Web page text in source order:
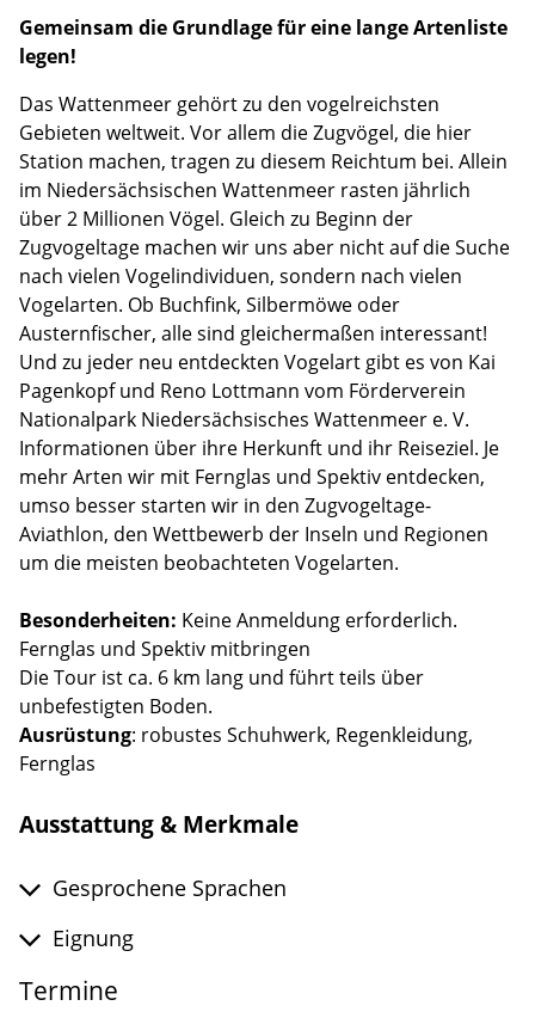
Gemeinsam die Grundlage für eine lange Artenliste
legen!
Das Wattenmeer gehört zu den vogelreichsten
Gebieten weltweit. Vor allem die Zugvögel, die hier
Station machen, tragen zu diesem Reichtum bei. Allein
im Niedersächsischen Wattenmeer rasten jährlich
über 2 Millionen Vögel. Gleich zu Beginn der
Zugvogeltage machen wir uns aber nicht auf die Suche
nach vielen Vogelindividuen, sondern nach vielen
Vogelarten. Ob Buchfink, Silbermöwe oder
Austernfischer, alle sind gleichermaßen interessant!
Und zu jeder neu entdeckten Vogelart gibt es von Kai
Pagenkopf und Reno Lottmann vom Förderverein
Nationalpark Niedersächsisches Wattenmeer e. V.
Informationen über ihre Herkunft und ihr Reiseziel. Je
mehr Arten wir mit Fernglas und Spektiv entdecken,
umso besser starten wir in den Zugvogeltage-
Aviathlon, den Wettbewerb der Inseln und Regionen
um die meisten beobachteten Vogelarten.
Besonderheiten: Keine Anmeldung erforderlich.
Fernglas und Spektiv mitbringen
Die Tour ist ca. 6 km lang und führt teils über
unbefestigten Boden.
Ausrüstung: robustes Schuhwerk, Regenkleidung,
Fernglas
Ausstattung & Merkmale
Gesprochene Sprachen
Eignung
Termine